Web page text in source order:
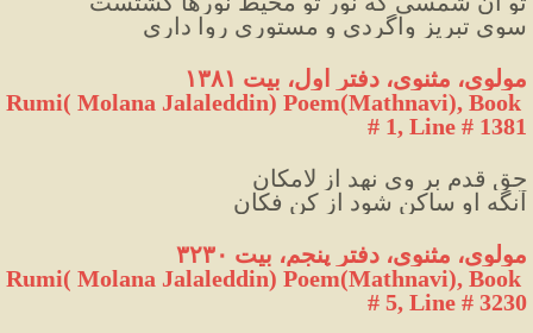
سوی تبریز واگردی و مستوری روا داری
مولوی، مثنوی، دفتر اول، بیت ۱۳۸۱
Rumi( Molana Jalaleddin) Poem(Mathnavi), Book
# 1, Line # 1381
حق قدم بر وی نهد از لامکان
آنگه او ساکن شود از کن فکان
مولوی، مثنوی، دفتر پنجم، بیت ۳۲۳۰
Rumi( Molana Jalaleddin) Poem(Mathnavi), Book
# 5, Line # 3230